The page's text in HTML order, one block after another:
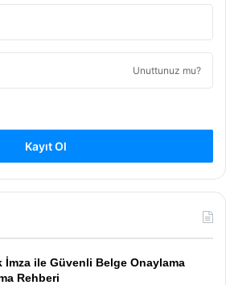
Unuttunuz mu?
Kayıt Ol
İmza ile Güvenli Belge Onaylama
Rehberi